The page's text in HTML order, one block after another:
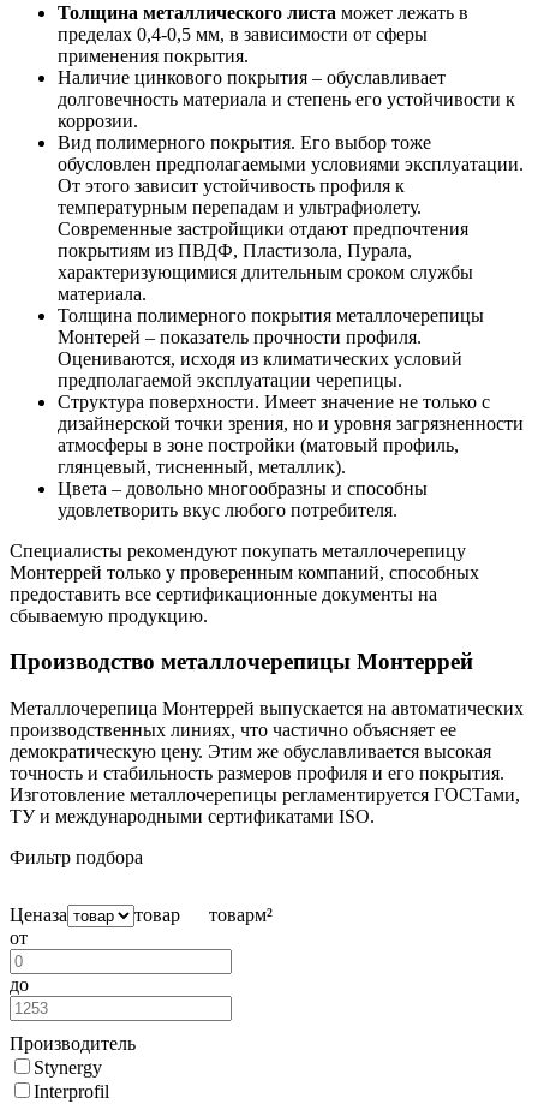
Толщина металлического листа может лежать в
пределах 0,4-0,5 мм, в зависимости от сферы
применения покрытия.
Наличие цинкового покрытия – обуславливает
долговечность материала и степень его устойчивости к
коррозии.
Вид полимерного покрытия. Его выбор тоже
обусловлен предполагаемыми условиями эксплуатации.
От этого зависит устойчивость профиля к
температурным перепадам и ультрафиолету.
Современные застройщики отдают предпочтения
покрытиям из ПВДФ, Пластизола, Пурала,
характеризующимися длительным сроком службы
материала.
Толщина полимерного покрытия металлочерепицы
Монтерей – показатель прочности профиля.
Оцениваются, исходя из климатических условий
предполагаемой эксплуатации черепицы.
Структура поверхности. Имеет значение не только с
дизайнерской точки зрения, но и уровня загрязненности
атмосферы в зоне постройки (матовый профиль,
глянцевый, тисненный, металлик).
Цвета – довольно многообразны и способны
удовлетворить вкус любого потребителя.
Специалисты рекомендуют покупать металлочерепицу
Монтеррей только у проверенным компаний, способных
предоставить все сертификационные документы на
сбываемую продукцию.
Производство металлочерепицы Монтеррей
Металлочерепица Монтеррей выпускается на автоматических
производственных линиях, что частично объясняет ее
демократическую цену. Этим же обуславливается высокая
точность и стабильность размеров профиля и его покрытия.
Изготовление металлочерепицы регламентируется ГОСТами,
ТУ и международными сертификатами ISO.
Фильтр подбора
Ценаза товар товарм²
от
до
Производитель
Stynergy
Interprofil